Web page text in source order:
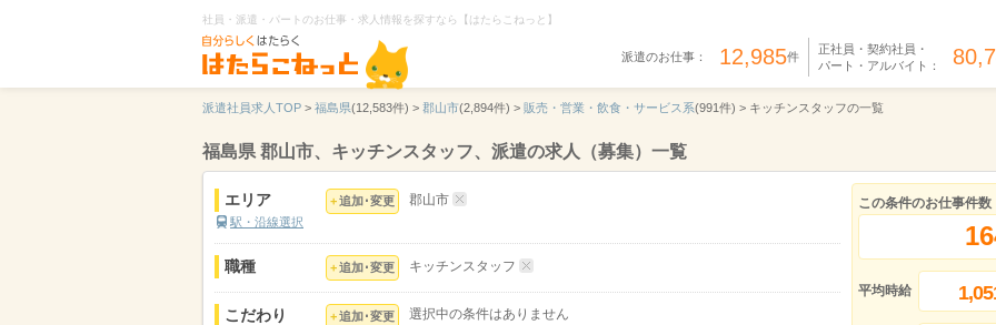
社員・派遣・パートのお仕事・求人情報を探すなら【はたらこねっと】
派遣のお仕事： 12,985件
正社員・契約社員・
パート・アルバイト：
派遣社員求人TOP > 福島県(12,583件) > 郡山市(2,894件) > 販売・営業・飲食・サービス系(991件) > キッチンスタッフの一覧
福島県 郡山市、キッチンスタッフ、派遣の求人（募集）一覧
エリア
駅・沿線選択
追加･変更 郡山市
職種 追加･変更 キッチンスタッフ
こだわり 追加･変更 選択中の条件はありません
この条件のお仕事件数
平均時給